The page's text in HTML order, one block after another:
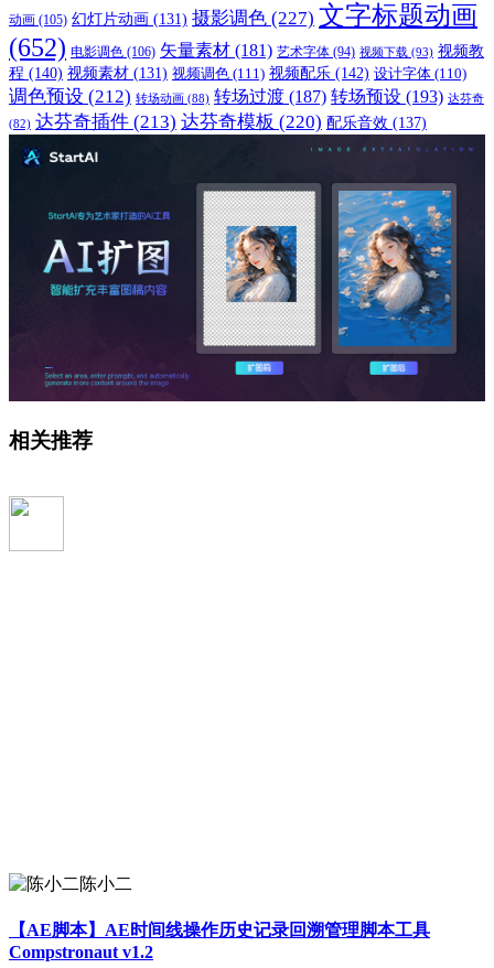
动画 (105) 幻灯片动画 (131) 摄影调色 (227) 文字标题动画
(652) 电影调色 (106) 矢量素材 (181) 艺术字体 (94) 视频下载 (93) 视频教
程 (140) 视频素材 (131) 视频调色 (111) 视频配乐 (142) 设计字体 (110)
调色预设 (212) 转场动画 (88) 转场过渡 (187) 转场预设 (193) 达芬奇
(82) 达芬奇插件 (213) 达芬奇模板 (220) 配乐音效 (137)
相关推荐
陈小二
【AE脚本】AE时间线操作历史记录回溯管理脚本工具
Compstronaut v1.2